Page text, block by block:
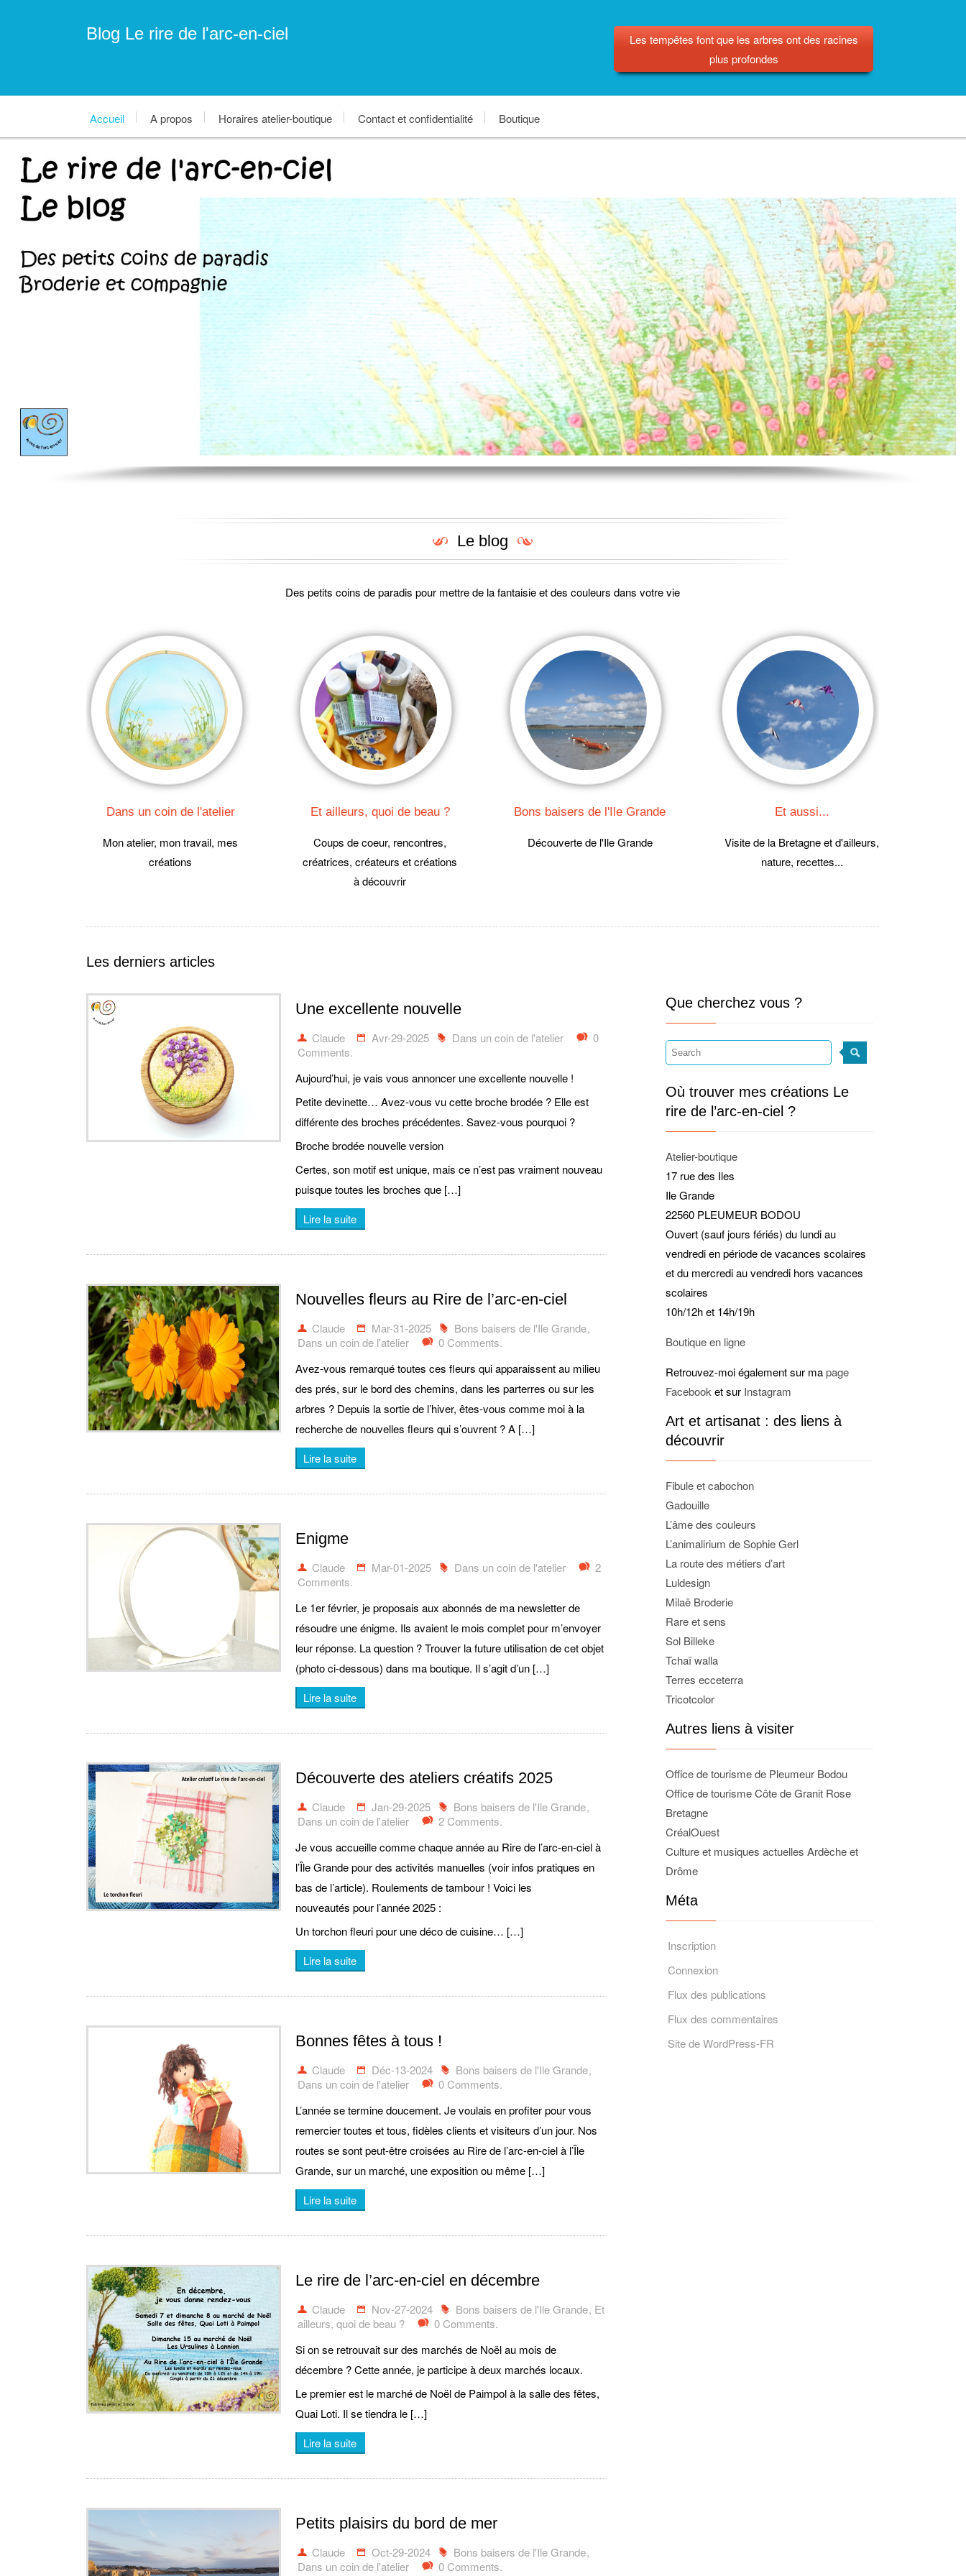
Blog Le rire de l'arc-en-ciel
Les tempêtes font que les arbres ont des racines
plus profondes
Accueil A propos Horaires atelier-boutique Contact et confidentialité Boutique
Le blog
Des petits coins de paradis pour mettre de la fantaisie et des couleurs dans votre vie
Dans un coin de l'atelier
Mon atelier, mon travail, mes
créations
Et ailleurs, quoi de beau ?
Coups de coeur, rencontres,
créatrices, créateurs et créations
à découvrir
Bons baisers de l'Ile Grande
Découverte de l'Ile Grande
Et aussi...
Visite de la Bretagne et d'ailleurs,
nature, recettes...
Les derniers articles
Une excellente nouvelle
Claude Avr-29-2025 Dans un coin de l'atelier
0
Comments.
Aujourd’hui, je vais vous annoncer une excellente nouvelle !
Petite devinette… Avez-vous vu cette broche brodée ? Elle est
différente des broches précédentes. Savez-vous pourquoi ?
Broche brodée nouvelle version
Certes, son motif est unique, mais ce n’est pas vraiment nouveau
puisque toutes les broches que […]
Lire la suite
Nouvelles fleurs au Rire de l’arc-en-ciel
Claude Mar-31-2025 Bons baisers de l'Ile Grande,
Dans un coin de l'atelier
0 Comments.
Avez-vous remarqué toutes ces fleurs qui apparaissent au milieu
des prés, sur le bord des chemins, dans les parterres ou sur les
arbres ? Depuis la sortie de l’hiver, êtes-vous comme moi à la
recherche de nouvelles fleurs qui s’ouvrent ? A […]
Lire la suite
Enigme
Claude Mar-01-2025 Dans un coin de l'atelier
2
Comments.
Le 1er février, je proposais aux abonnés de ma newsletter de
résoudre une énigme. Ils avaient le mois complet pour m’envoyer
leur réponse. La question ? Trouver la future utilisation de cet objet
(photo ci-dessous) dans ma boutique. Il s’agit d’un […]
Lire la suite
Découverte des ateliers créatifs 2025
Claude Jan-29-2025 Bons baisers de l'Ile Grande,
Dans un coin de l'atelier
2 Comments.
Je vous accueille comme chaque année au Rire de l’arc-en-ciel à
l’Île Grande pour des activités manuelles (voir infos pratiques en
bas de l’article). Roulements de tambour ! Voici les
nouveautés pour l’année 2025 :
Un torchon fleuri pour une déco de cuisine… […]
Lire la suite
Bonnes fêtes à tous !
Claude Déc-13-2024 Bons baisers de l'Ile Grande,
Dans un coin de l'atelier
0 Comments.
L’année se termine doucement. Je voulais en profiter pour vous
remercier toutes et tous, fidèles clients et visiteurs d’un jour. Nos
routes se sont peut-être croisées au Rire de l’arc-en-ciel à l’Île
Grande, sur un marché, une exposition ou même […]
Lire la suite
Le rire de l’arc-en-ciel en décembre
Claude Nov-27-2024 Bons baisers de l'Ile Grande, Et
ailleurs, quoi de beau ?
0 Comments.
Si on se retrouvait sur des marchés de Noël au mois de
décembre ? Cette année, je participe à deux marchés locaux.
Le premier est le marché de Noël de Paimpol à la salle des fêtes,
Quai Loti. Il se tiendra le […]
Lire la suite
Petits plaisirs du bord de mer
Claude Oct-29-2024 Bons baisers de l'Ile Grande,
Dans un coin de l'atelier
0 Comments.
Que cherchez vous ?
Où trouver mes créations Le
rire de l’arc-en-ciel ?
Atelier-boutique
17 rue des Iles
Ile Grande
22560 PLEUMEUR BODOU
Ouvert (sauf jours fériés) du lundi au
vendredi en période de vacances scolaires
et du mercredi au vendredi hors vacances
scolaires
10h/12h et 14h/19h
Boutique en ligne
Retrouvez-moi également sur mapage
Facebook et sur Instagram
Art et artisanat : des liens à
découvrir
Fibule et cabochon
Gadouille
L’âme des couleurs
L’animalirium de Sophie Gerl
La route des métiers d’art
Luldesign
Milaë Broderie
Rare et sens
Sol Billeke
Tchaï walla
Terres ecceterra
Tricotcolor
Autres liens à visiter
Office de tourisme de Pleumeur Bodou
Office de tourisme Côte de Granit Rose
Bretagne
CréalOuest
Culture et musiques actuelles Ardèche et
Drôme
Méta
Inscription
Connexion
Flux des publications
Flux des commentaires
Site de WordPress-FR